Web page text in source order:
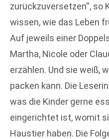
zurückzuversetzen“, so
wissen, wie das Leben
Auf jeweils einer
Martha, Nicole oder
erzählen. Und sie weiß,
packen kann. Die
was die Kinder gerne
eingerichtet ist, womit
Haustier haben. Die